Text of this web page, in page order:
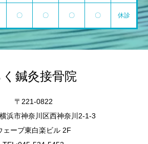
〇 〇 〇 〇 休診
く鍼灸接骨院
〒221-0822
浜市神奈川区西神奈川2-1-3
ェーブ東白楽ビル 2F